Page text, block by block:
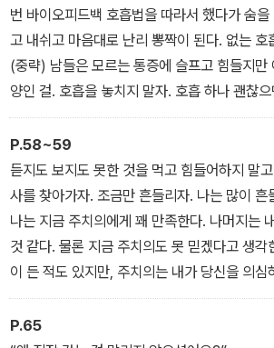
-「서른 살에 찾아온 공황장애」
번 바이오피드백 호흡법을 따라서 했다가 숨을
고 내쉬고 마음대로 난리 뽕짝이 된다. 없는 호
(중략) 남들은 모르는 통증에 슬프고 힘들지만
양인 걸. 호흡을 놓치지 말자. 호흡 하나 괜찮
발작이 오는 순간 꽤 많은 과정이 생략되고 현
다. 첫째도 호흡! 둘째도 호흡! 몇 번을 강조해
흡을 유지하자.
-「호흡, 놓치지 않을 거예요」
P.58~59
듣지도 보지도 못한 것을 먹고 힘들어하지 말
사를 찾아가자. 조금만 흔들리자. 나는 많이 흔
나는 지금 주치의에게 꽤 만족한다. 나머지는
것 같다. 물론 지금 주치의도 못 믿겠다고 생각
이 든 적도 있지만, 주치의는 내가 당신을 의심
뚫고 있었다. 전문가가 맞다.
-「듣보잡 공황 퇴치 요법!」
P.65